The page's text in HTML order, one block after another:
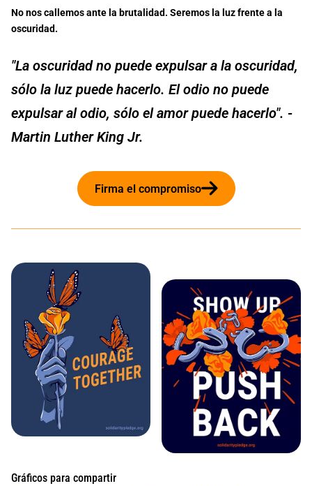
No nos callemos ante la brutalidad. Seremos la luz frente a la
oscuridad.
"La oscuridad no puede expulsar a la oscuridad,
sólo la luz puede hacerlo. El odio no puede
expulsar al odio, sólo el amor puede hacerlo". -
Martin Luther King Jr.
Firma el compromiso
Gráficos para compartir